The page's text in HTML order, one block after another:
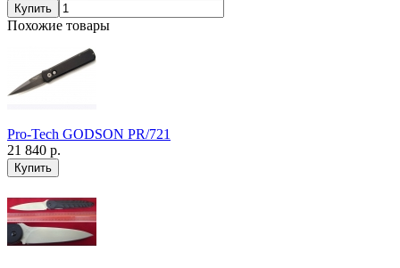
Купить
Похожие товары
Pro-Tech GODSON PR/721
21 840 р.